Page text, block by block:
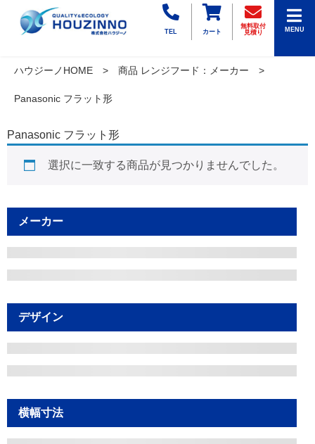
TEL カート
無料取付
見積り
MENU
ハウジーノHOME 商品 レンジフード：メーカー
Panasonic フラット形
Panasonic フラット形
選択に一致する商品が見つかりませんでした。
メーカー
デザイン
横幅寸法